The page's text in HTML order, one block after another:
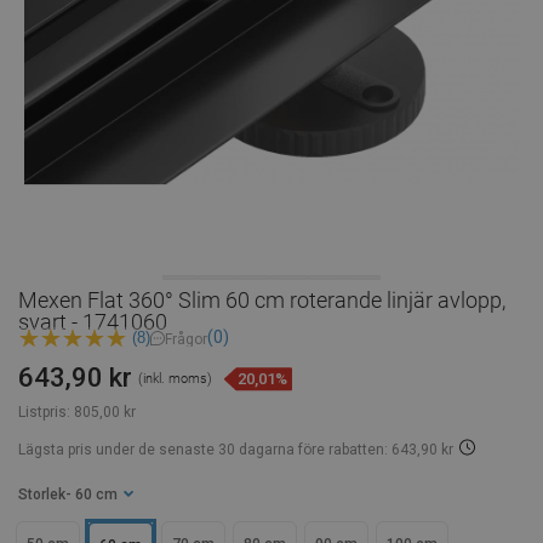
Mexen Flat 360° Slim 60 cm roterande linjär avlopp,
svart - 1741060
(8) Frågor(0)
Listpris: 805,00 kr
643,90 kr (inkl. moms) 20,01%
Lägsta pris under de senaste 30 dagarna före rabatten: 643,90 kr
Storlek - 60 cm